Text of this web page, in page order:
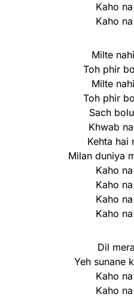
Kaho
Kaho
Milte
Toh phir
Milte
Toh phir
Sach
Khwab
Kehta hai
Milan duniya
Kaho
Kaho
Kaho
Kaho
Dil
Yeh sunane
Kaho
Kaho